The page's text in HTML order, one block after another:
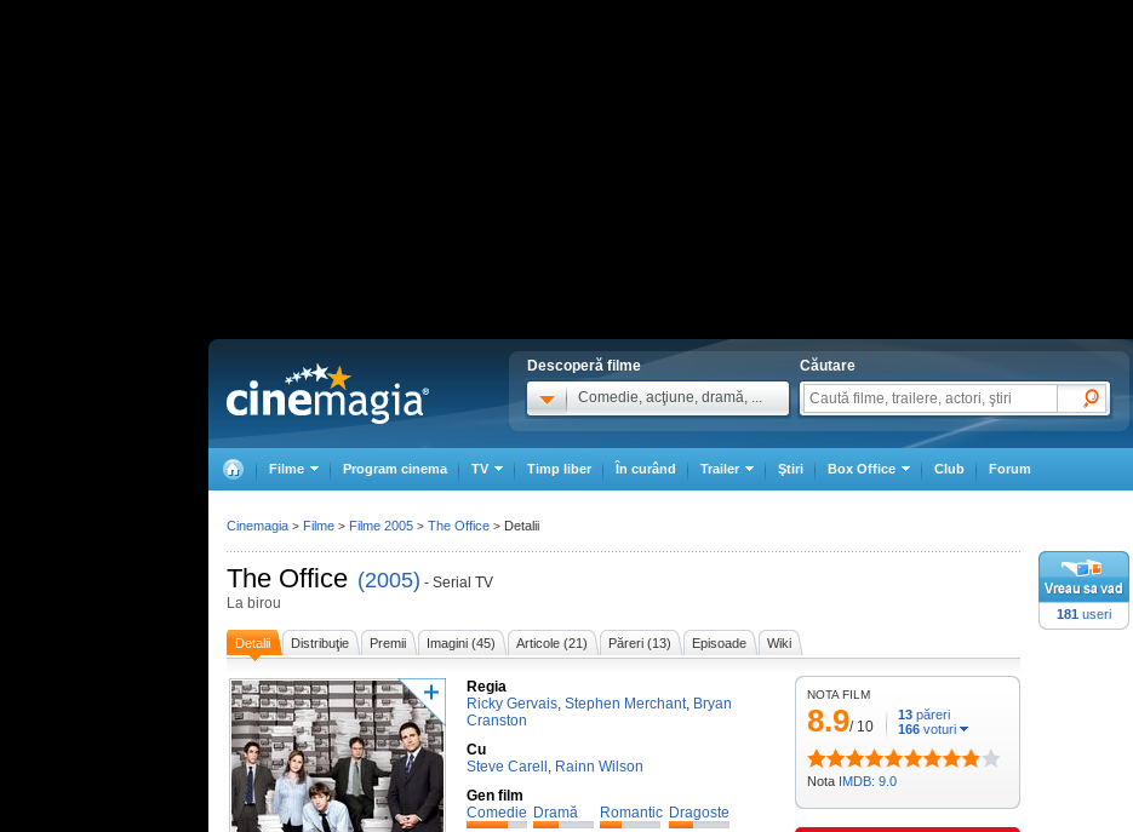
Descoperă filme
Comedie, acţiune, dramă, ...
Căutare
Filme Program cinema TV Timp liber În curând Trailer Ştiri Box Office Club Forum
The Office (2005) - Serial TV
La birou
Detalii Distribuţie Premii Imagini (45) Articole (21) Păreri (13) Episoade Wiki
Regia
Ricky Gervais, Stephen Merchant, Bryan
Cranston
Cu
Steve Carell , Rainn Wilson
Gen film
Comedie Dramă Romantic Dragoste
NOTA FILM
8.9/ 10
13 păreri
166 voturi
Nota IMDB: 9.0
181 useri
Cinemagia > Filme > Filme 2005 > The Office > Detalii